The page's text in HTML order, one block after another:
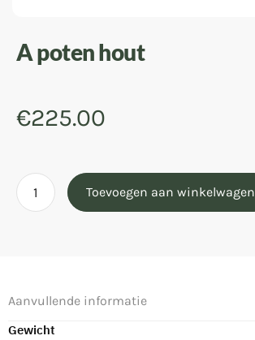
A poten hout
€225.00
Toevoegen aan winkelwagen
Aanvullende informatie
Gewicht